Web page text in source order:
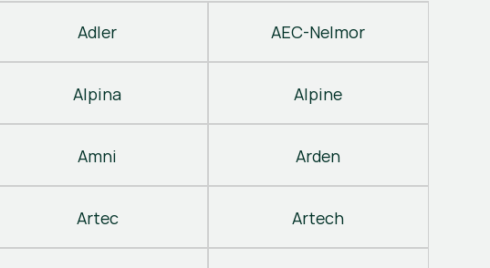
Adler AEC-Nelmor
Alpina Alpine
Amni Arden
Artec Artech